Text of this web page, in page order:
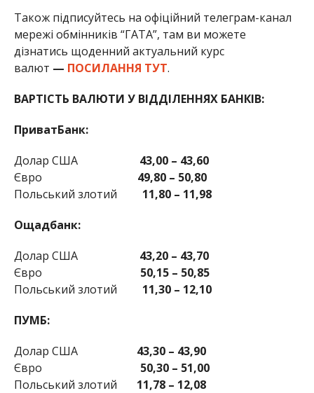
Також підписуйтесь на офіційний телеграм-канал
мережі обмінників “ГАТА”, там ви можете
дізнатись щоденний актуальний курс
валют — ПОСИЛАННЯ ТУТ.
ВАРТІСТЬ ВАЛЮТИ У ВІДДІЛЕННЯХ БАНКІВ:
ПриватБанк:
Долар США 43,00 – 43,60
Євро 49,80 – 50,80
Польський злотий 11,80 – 11,98
Ощадбанк:
Долар США 43,20 – 43,70
Євро 50,15 – 50,85
Польський злотий 11,30 – 12,10
ПУМБ:
Долар США 43,30 – 43,90
Євро 50,30 – 51,00
Польський злотий 11,78 – 12,08